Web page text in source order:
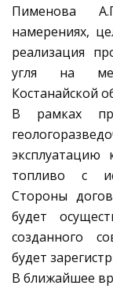
Пименова
намерениях,
реализация
угля на
Костанайской
В рамках
эксплуатацию
топливо с
Стороны
будет
созданного
будет
В ближайшее